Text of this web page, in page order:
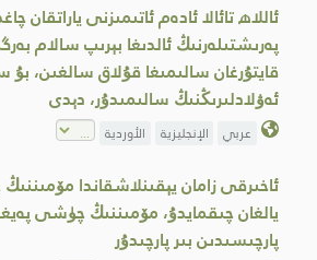
ئاللاھ تائالا ئادەم ئاتىمىزنى ياراتقان
پەرىشتىلەرنىڭ ئالدىغا بېرىپ سالام
قايتۇرغان سالىمىغا قۇلاق سالغىن،
ئەۋلادلىرىڭنىڭ سالىمىدۇر، دېدى
عربي الإنجليزية الأوردية
ئاخىرقى زامان يېقىنلاشقاندا
پارچىسىدىن بىر پارچىدۇر